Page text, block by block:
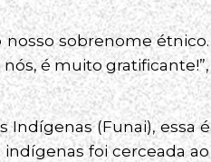
sobrenome étnico.
é muito gratificante!”,
Indígenas (Funai), essa é
foi cerceada ao